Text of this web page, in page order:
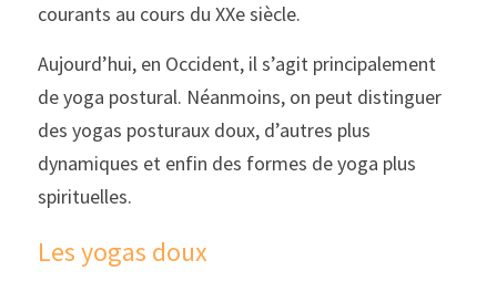
courants au cours du XXe siècle.
Aujourd’hui, en Occident, il s’agit principalement
de yoga postural. Néanmoins, on peut distinguer
des yogas posturaux doux, d’autres plus
dynamiques et enfin des formes de yoga plus
spirituelles.
Les yogas doux